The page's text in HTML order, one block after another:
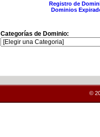
Registro de
Dominios
Categorías de Dominio:
©